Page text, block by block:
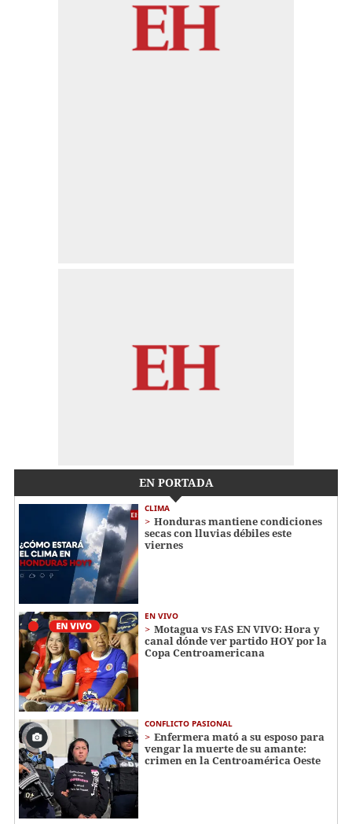
EN PORTADA
CLIMA
Honduras mantiene condiciones
secas con lluvias débiles este
viernes
EN VIVO
Motagua vs FAS EN VIVO: Hora y
canal dónde ver partido HOY por la
Copa Centroamericana
CONFLICTO PASIONAL
Enfermera mató a su esposo para
vengar la muerte de su amante:
crimen en la Centroamérica Oeste